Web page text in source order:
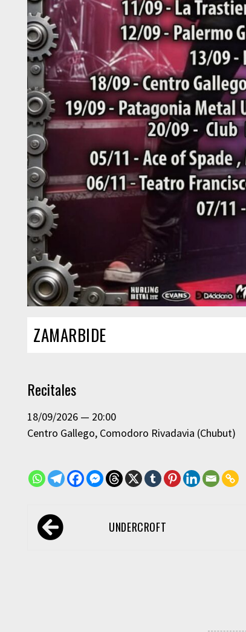
ZAMARBIDE
Recitales
18/09/2026
20:00
Centro Gallego Comodoro Rivadavia (Chubut)
Navegación
de UNDERCROFT